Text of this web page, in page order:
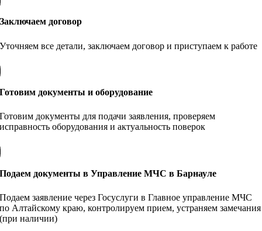
Заключаем договор
Уточняем все детали, заключаем договор и приступаем к работе
Готовим документы и оборудование
Готовим документы для подачи заявления, проверяем
исправность оборудования и актуальность поверок
Подаем документы в Управление МЧС в Барнауле
Подаем заявление через Госуслуги в Главное управление МЧС
по Алтайскому краю, контролируем прием, устраняем замечания
(при наличии)